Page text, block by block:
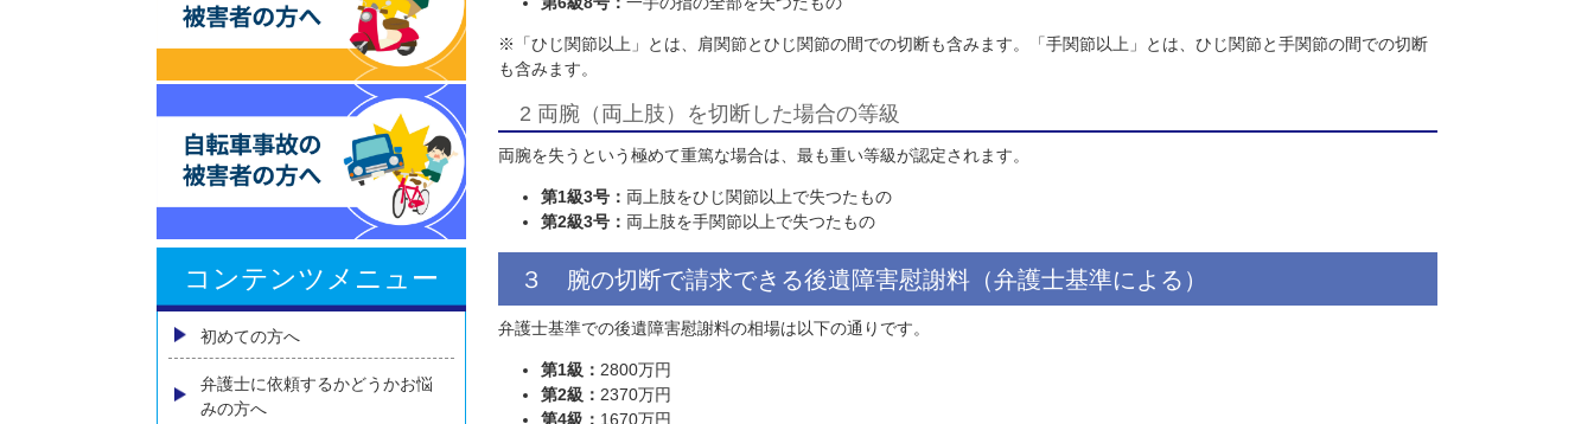
第5級4号：一上肢を手関節以上で失つたもの
第6級8号：一手の指の全部を失つたもの
※「ひじ関節以上」とは、肩関節とひじ関節の間での切断も含みます。「手関節以上」とは、ひじ関節と手関節の間での切断
も含みます。
2 両腕（両上肢）を切断した場合の等級
両腕を失うという極めて重篤な場合は、最も重い等級が認定されます。
第2級3号：